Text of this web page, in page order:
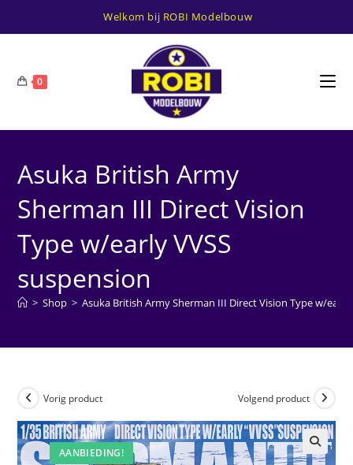
Welkom bij ROBI Modelbouw
0
Asuka British Army
Sherman III Direct Vision
Type w/early VVSS
suspension
> Shop > Asuka British Army Sherman III Direct Vision Type w/early
AANBIEDING!
Vorig product Volgend product